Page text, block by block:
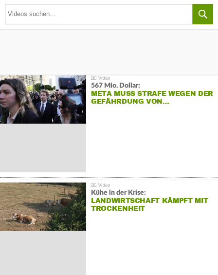
567 Mio. Dollar:
META MUSS STRAFE WEGEN DER
GEFÄHRDUNG VON…
Kühe in der Krise:
LANDWIRTSCHAFT KÄMPFT MIT
TROCKENHEIT